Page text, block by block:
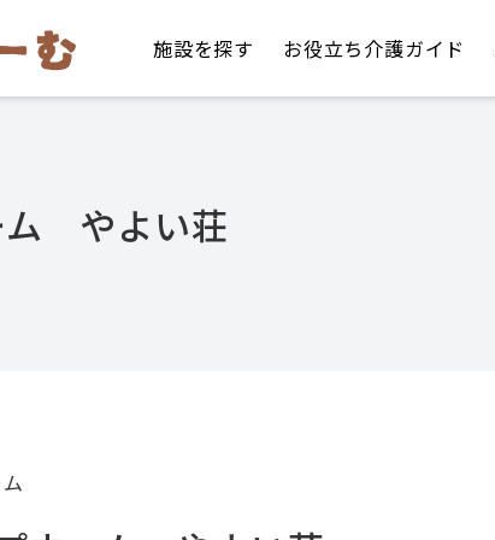
施設を探す お役立ち介護ガイド
ム やよい荘